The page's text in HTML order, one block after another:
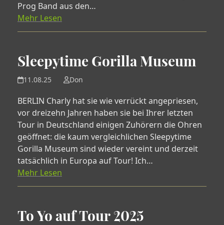
Prog Band aus den…
Mehr Lesen
Sleepytime Gorilla Museum
11.08.25 Don
BERLIN Charly hat sie wie verrückt angepriesen,
vor dreizehn Jahren haben sie bei Ihrer letzten
Tour in Deutschland einigen Zuhörern die Ohren
geöffnet: die kaum vergleichlichen Sleepytime
Gorilla Museum sind wieder vereint und derzeit
tatsächlich in Europa auf Tour! Ich…
Mehr Lesen
To Yo auf Tour 2025